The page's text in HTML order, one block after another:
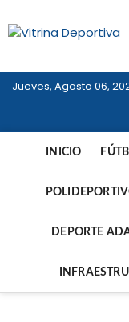
al
Jueves, Agosto 06,
INICIO
DEPORTE